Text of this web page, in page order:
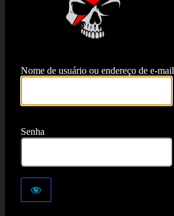
Nome de usuário ou endereço de e-mail
Senha